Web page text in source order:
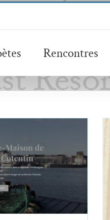
Rencontres
la Poésie 4 : La
de Poésie en
avec Adeline
Essais & Chroniques